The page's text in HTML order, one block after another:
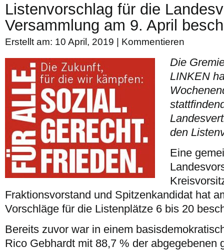
Listenvorschlag für die
Versammlung am 9. April
Erstellt am: 10 April, 2019 | Kommentieren
Die
LINKEN
den
Eine
Fraktionsvorstand und Spitzenkandidat hat
Vorschläge für die Listenplätze 6 bis 20
Bereits zuvor war in einem
Rico Gebhardt mit 88,7 % der abgegebenen